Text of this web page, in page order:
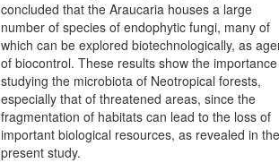
concluded that the Araucaria houses a large
number of species of endophytic fungi, many of
which can be explored biotechnologically, as
of biocontrol. These results show the
studying the microbiota of Neotropical forests,
especially that of threatened areas, since the
fragmentation of habitats can lead to the loss of
important biological resources, as revealed in the
present study.